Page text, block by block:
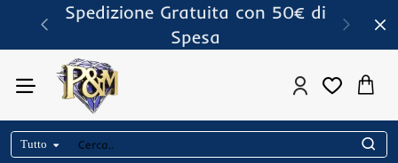
Spedizione Gratuita con 50€ di
Spesa
Tutto
Cerca..